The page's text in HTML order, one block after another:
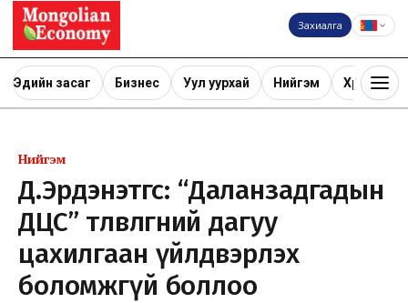
Захиалга
Эдийн засаг Бизнес Уул уурхай Нийгэм Хөрөнгө
Нийгэм
Д.Эрдэнэтөгс: “Даланзадгадын
ДЦС” төлөвлөгөөний дагуу
цахилгаан үйлдвэрлэх
боломжгүй боллоо